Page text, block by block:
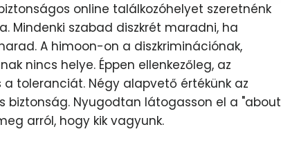
online találkozóhelyet szeretnénk
Mindenki szabad diszkrét maradni, ha
A himoon-on a diszkriminációnak,
nincs helye. Éppen ellenkezőleg, az
toleranciát. Négy alapvető értékünk az
biztonság. Nyugodtan látogasson el a "about
arról, hogy kik vagyunk.